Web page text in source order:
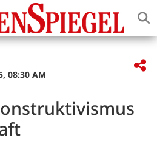
08:30 AM